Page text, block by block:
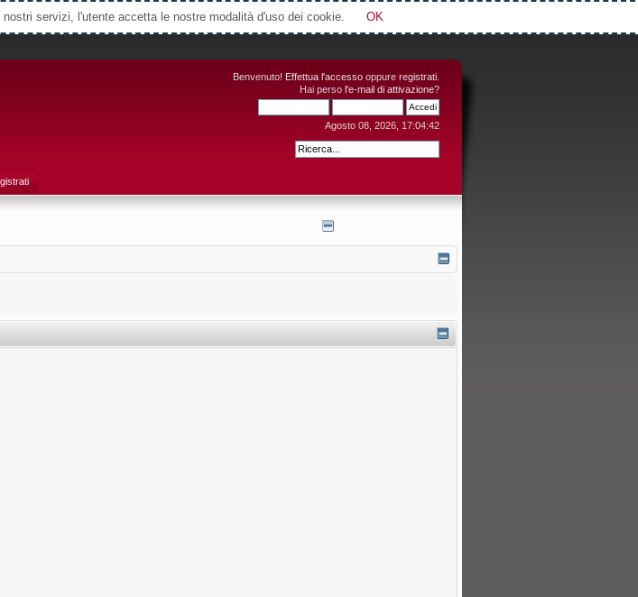
Benvenuto! Effettua l'accesso oppure registrati
Hai perso l'e-mail di attivazione?
Agosto 08, 2026, 17:04:42
servizi, l'utente accetta le nostre modalità d'uso dei cookie. OK